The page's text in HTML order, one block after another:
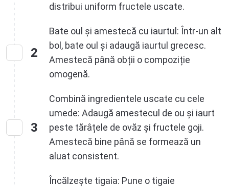
distribui uniform fructele uscate.
2
Bate oul și amestecă cu iaurtul: Într-un alt
bol, bate oul și adaugă iaurtul grecesc.
Amestecă până obții o compoziție
omogenă.
3
Combină ingredientele uscate cu cele
umede: Adaugă amestecul de ou și iaurt
peste tărâțele de ovăz și fructele goji.
Amestecă bine până se formează un
aluat consistent.
Încălzește tigaia: Pune o tigaie